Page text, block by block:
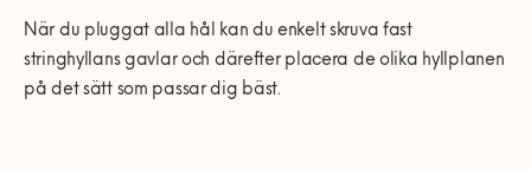
När du pluggat alla hål kan du enkelt skruva fast
stringhyllans gavlar och därefter placera de olika hyllplanen
på det sätt som passar dig bäst.